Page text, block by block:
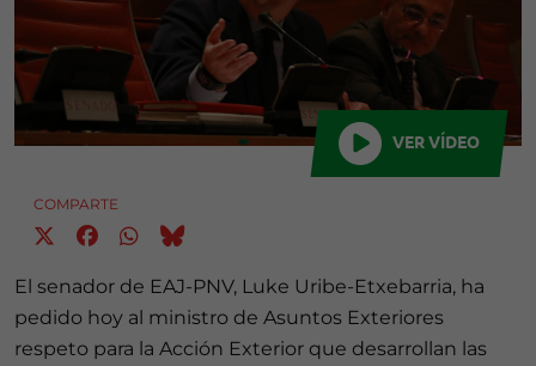
VER VÍDEO
COMPARTE
El senador de EAJ-PNV, Luke Uribe-Etxebarria, ha
pedido hoy al ministro de Asuntos Exteriores
respeto para la Acción Exterior que desarrollan las